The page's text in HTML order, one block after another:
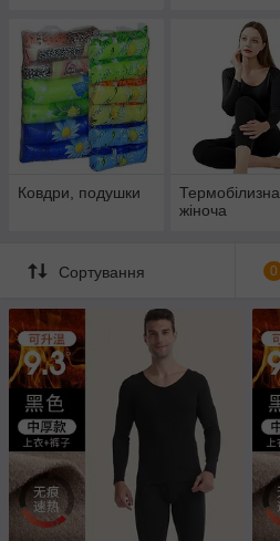
Ковдри, подушки
Термобілизна
жіноча
Сортування 0